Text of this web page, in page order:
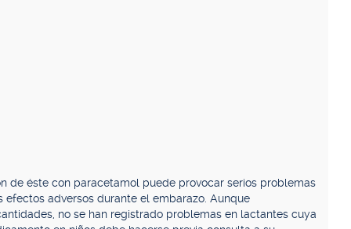
de éste con paracetamol puede provocar serios problemas
adversos durante el embarazo. Aunque
no se han registrado problemas en lactantes cuya